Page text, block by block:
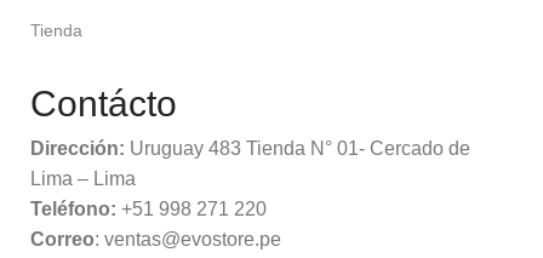
Tienda
Contácto
Dirección: Uruguay 483 Tienda N° 01- Cercado de
Lima – Lima
Teléfono: +51 998 271 220
Correo: ventas@evostore.pe